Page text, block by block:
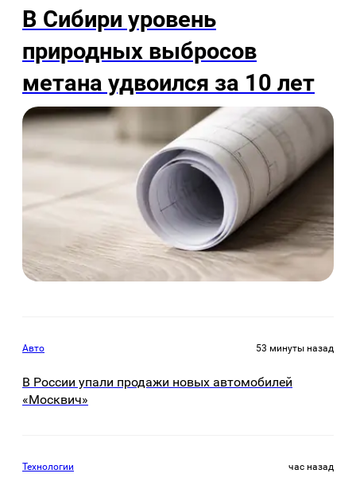
В Сибири уровень
природных выбросов
метана удвоился за 10 лет
Авто 53 минуты назад
В России упали продажи новых автомобилей
«Москвич»
Технологии час назад